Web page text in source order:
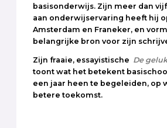
basisonderwijs. Zijn meer dan
aan onderwijservaring heeft hij
Amsterdam en Franeker, en
belangrijke bron voor zijn
Zijn fraaie, essayistische De
toont wat het betekent
een jaar heen te begeleiden, op
betere toekomst.